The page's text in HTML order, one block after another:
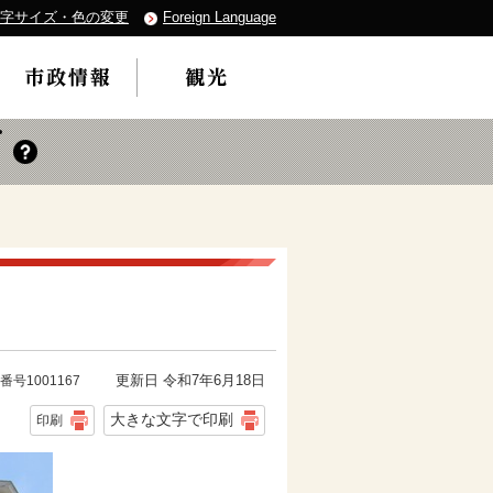
サイズ・色の変更 Foreign Language
号1001167 更新日 令和7年6月18日
印刷 大きな文字で印刷